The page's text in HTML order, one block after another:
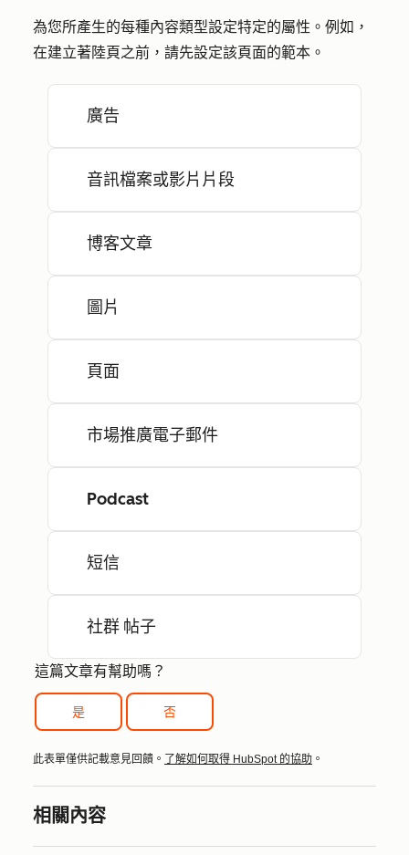
為您所產生的每種內容類型設定特定的屬性。例如，
在建立著陸頁之前，請先設定該頁面的範本。
廣告
音訊檔案或影片片段
博客文章
圖片
頁面
市場推廣電子郵件
Podcast
短信
社群 帖子
這篇文章有幫助嗎？
是 否
此表單僅供記載意見回饋。 了解如何取得 HubSpot 的協助 。
相關內容